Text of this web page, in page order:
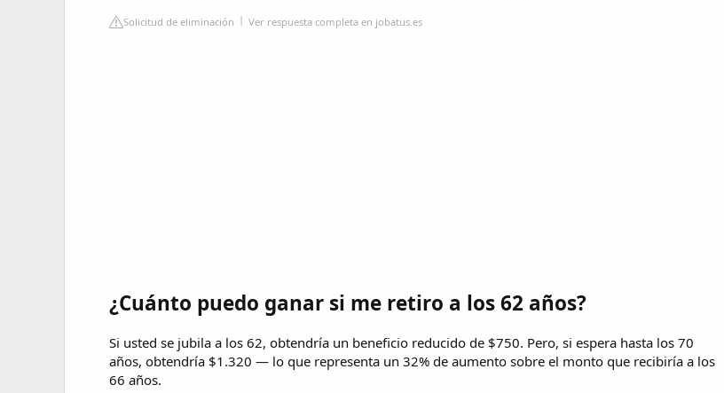
Solicitud de eliminación Ver respuesta completa en jobatus.es
¿Cuánto puedo ganar si me retiro a los 62 años?
Si usted se jubila a los 62, obtendría un beneficio reducido de $750. Pero, si espera hasta los 70
años, obtendría $1.320 — lo que representa un 32% de aumento sobre el monto que recibiría a los
66 años.